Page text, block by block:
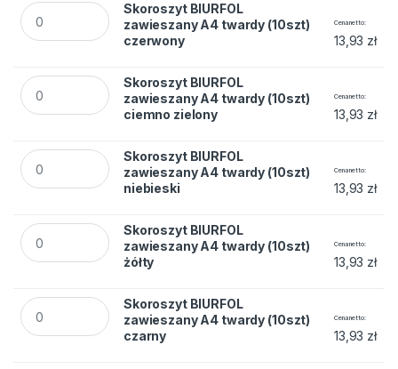
Skoroszyt BIURFOL zawieszany A4 twardy (10szt)
Skoroszyt BIURFOL
zawieszany A4 twardy (10szt)
czerwony
Cena netto
13,93 zł
Skoroszyt BIURFOL zawieszany A4 twardy (10szt) ciemno
Skoroszyt BIURFOL
zawieszany A4 twardy (10szt)
ciemno zielony
Cena netto
13,93 zł
Skoroszyt BIURFOL zawieszany A4 twardy (10szt) niebieski
Skoroszyt BIURFOL
zawieszany A4 twardy (10szt)
niebieski
Cena netto
13,93 zł
Skoroszyt BIURFOL zawieszany A4 twardy (10szt) żółty
Skoroszyt BIURFOL
zawieszany A4 twardy (10szt)
żółty
Cena netto
13,93 zł
Skoroszyt BIURFOL zawieszany A4 twardy (10szt) czarny
Skoroszyt BIURFOL
zawieszany A4 twardy (10szt)
czarny
Cena netto
13,93 zł